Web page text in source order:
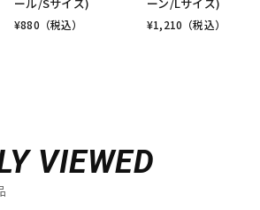
ール/Sサイズ)
¥880 （税込）
ーン/Lサイズ)
¥1,210 （税込）
VIEWED